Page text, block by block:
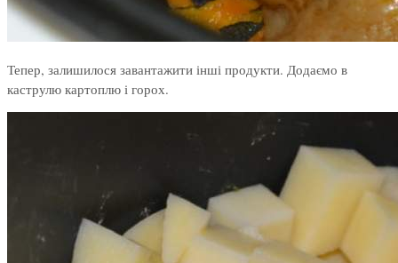
Тепер, залишилося завантажити інші продукти. Додаємо в
каструлю картоплю і горох.